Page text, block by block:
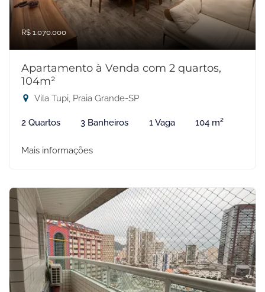
R$ 1.070.000
Apartamento à Venda com 2 quartos,
104m²
Vila Tupi, Praia Grande-SP
2 Quartos 3 Banheiros 1 Vaga 104 m²
Mais informações